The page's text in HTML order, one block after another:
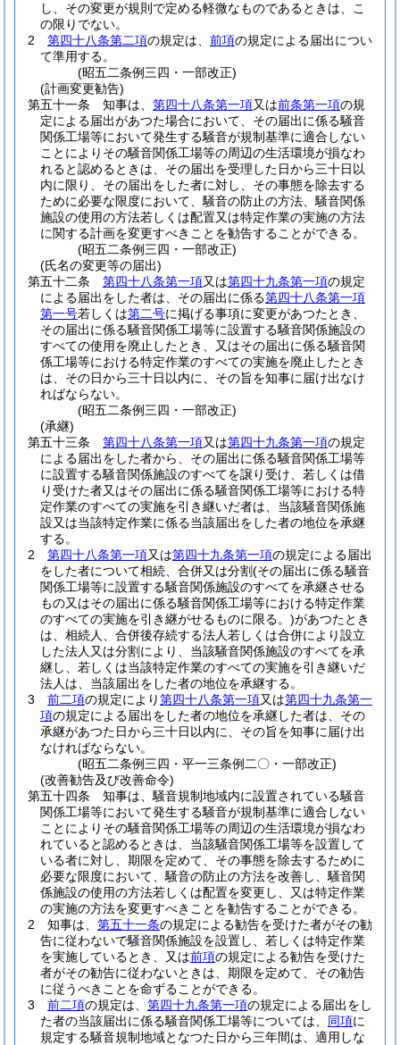
し、その変更が規則で定める軽微なものであるときは、こ
の限りでない。
2
第四十八条第二項の規定は、 前項の規定による届出につい
て準用する。
(昭五二条例三四・一部改正)
(計画変更勧告)
第五十一条
知事は、 第四十八条第一項又は前条第一項の規
定による届出があつた場合において、その届出に係る騒音
関係工場等において発生する騒音が規制基準に適合しない
ことによりその騒音関係工場等の周辺の生活環境が損なわ
れると認めるときは、その届出を受理した日から三十日以
内に限り、その届出をした者に対し、その事態を除去する
ために必要な限度において、騒音の防止の方法、騒音関係
施設の使用の方法若しくは配置又は特定作業の実施の方法
に関する計画を変更すべきことを勧告することができる。
(昭五二条例三四・一部改正)
(氏名の変更等の届出)
第五十二条
第四十八条第一項又は第四十九条第一項の規定
による届出をした者は、その届出に係る第四十八条第一項
第一号若しくは第二号に掲げる事項に変更があつたとき、
その届出に係る騒音関係工場等に設置する騒音関係施設の
すべての使用を廃止したとき、又はその届出に係る騒音関
係工場等における特定作業のすべての実施を廃止したとき
は、その日から三十日以内に、その旨を知事に届け出なけ
ればならない。
(昭五二条例三四・一部改正)
(承継)
第五十三条
第四十八条第一項又は第四十九条第一項の規定
による届出をした者から、その届出に係る騒音関係工場等
に設置する騒音関係施設のすべてを譲り受け、若しくは借
り受けた者又はその届出に係る騒音関係工場等における特
定作業のすべての実施を引き継いだ者は、当該騒音関係施
設又は当該特定作業に係る当該届出をした者の地位を承継
する。
2
第四十八条第一項又は第四十九条第一項の規定による届出
をした者について相続、合併又は分割(その届出に係る騒音
関係工場等に設置する騒音関係施設のすべてを承継させる
もの又はその届出に係る騒音関係工場等における特定作業
のすべての実施を引き継がせるものに限る。)があつたとき
は、相続人、合併後存続する法人若しくは合併により設立
した法人又は分割により、当該騒音関係施設のすべてを承
継し、若しくは当該特定作業のすべての実施を引き継いだ
法人は、当該届出をした者の地位を承継する。
3
前二項の規定により第四十八条第一項又は第四十九条第一
項の規定による届出をした者の地位を承継した者は、その
承継があつた日から三十日以内に、その旨を知事に届け出
なければならない。
(昭五二条例三四・平一三条例二〇・一部改正)
(改善勧告及び改善命令)
第五十四条
知事は、騒音規制地域内に設置されている騒音
関係工場等において発生する騒音が規制基準に適合しない
ことによりその騒音関係工場等の周辺の生活環境が損なわ
れていると認めるときは、当該騒音関係工場等を設置して
いる者に対し、期限を定めて、その事態を除去するために
必要な限度において、騒音の防止の方法を改善し、騒音関
係施設の使用の方法若しくは配置を変更し、又は特定作業
の実施の方法を変更すべきことを勧告することができる。
2
知事は、 第五十一条の規定による勧告を受けた者がその勧
告に従わないで騒音関係施設を設置し、若しくは特定作業
を実施しているとき、又は前項の規定による勧告を受けた
者がその勧告に従わないときは、期限を定めて、その勧告
に従うべきことを命ずることができる。
3
前二項の規定は、 第四十九条第一項の規定による届出をし
た者の当該届出に係る騒音関係工場等については、 同項に
規定する騒音規制地域となつた日から三年間は、適用しな